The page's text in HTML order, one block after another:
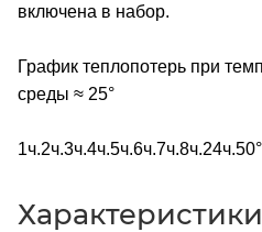
включена в набор.
График теплопотерь при
среды ≈ 25°
Характеристики